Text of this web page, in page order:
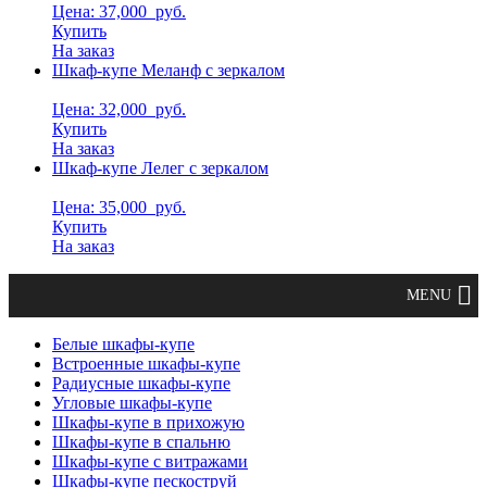
Цена: 37,000 руб.
Купить
На заказ
Шкаф-купе Меланф с зеркалом
Цена: 32,000 руб.
Купить
На заказ
Шкаф-купе Лелег с зеркалом
Цена: 35,000 руб.
Купить
На заказ
Белые шкафы-купе
Встроенные шкафы-купе
Радиусные шкафы-купе
Угловые шкафы-купе
Шкафы-купе в прихожую
Шкафы-купе в спальню
Шкафы-купе с витражами
Шкафы-купе пескоструй